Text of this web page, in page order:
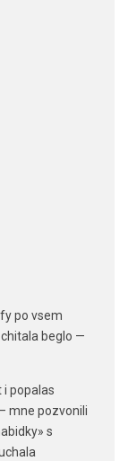
po vsem
beglo —
i popalas
mne pozvonili
s